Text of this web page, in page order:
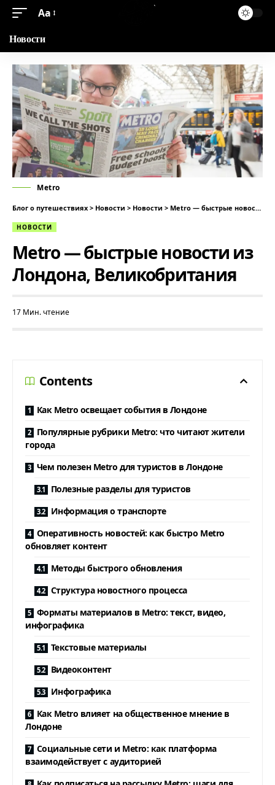
Аа
Новости
Metro
Блог о путешествиях > Новости > Новости > Metro — быстрые новости из Лондона, Великобритания
НОВОСТИ
Metro — быстрые новости из
Лондона, Великобритания
17 Мин. чтение
Contents
Как Metro освещает события в Лондоне
Популярные рубрики Metro: что читают жители
города
Чем полезен Metro для туристов в Лондоне
Полезные разделы для туристов
Информация о транспорте
Оперативность новостей: как быстро Metro
обновляет контент
Методы быстрого обновления
Структура новостного процесса
Форматы материалов в Metro: текст, видео,
инфографика
Текстовые материалы
Видеоконтент
Инфографика
Как Metro влияет на общественное мнение в
Лондоне
Социальные сети и Metro: как платформа
взаимодействует с аудиторией